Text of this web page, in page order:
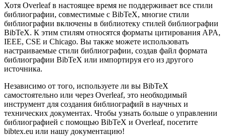
Хотя Overleaf в настоящее время не поддерживает все стили
библиографии, совместимые с BibTeX, многие стили
библиографии включены в библиотеку стилей библиографии
BibTeX. К этим стилям относятся форматы цитирования APA,
IEEE, CSE и Chicago. Вы также можете использовать
настраиваемые стили библиографии, создав файл формата
библиографии BibTeX или импортируя его из другого
источника.
Независимо от того, используете ли вы BibTeX
самостоятельно или через Overleaf, это необходимый
инструмент для создания библиографий в научных и
технических документах. Чтобы узнать больше о управлении
библиографией с помощью BibTeX и Overleaf, посетите
bibtex.eu или нашу документацию!